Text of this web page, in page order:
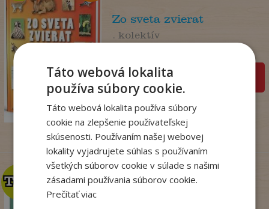
14,50€
7,95€
Zo sveta zvierat
. kolektív
pridať do košíka
TOP
TOP
Táto webová lokalita
používa súbory cookie.
Táto webová lokalita používa súbory
cookie na zlepšenie používateľskej
skúsenosti. Používaním našej webovej
lokality vyjadrujete súhlas s používaním
všetkých súborov cookie v súlade s našimi
zásadami používania súborov cookie.
Prečítať viac